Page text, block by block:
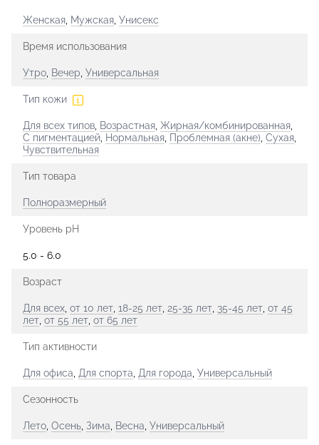
Женская Мужская Унисекс
Время использования
Утро Вечер Универсальная
Тип кожи
Для всех типов Возрастная Жирная/комбинированная
С пигментацией Нормальная Проблемная (акне) Сухая
Чувствительная
Тип товара
Полноразмерный
Уровень pH
5.0 - 6.0
Возраст
Для всех от 10 лет 18-25 лет 25-35 лет 35-45 лет от 45
лет от 55 лет от 65 лет
Тип активности
Для офиса Для спорта Для города Универсальный
Сезонность
Лето Осень Зима Весна Универсальный